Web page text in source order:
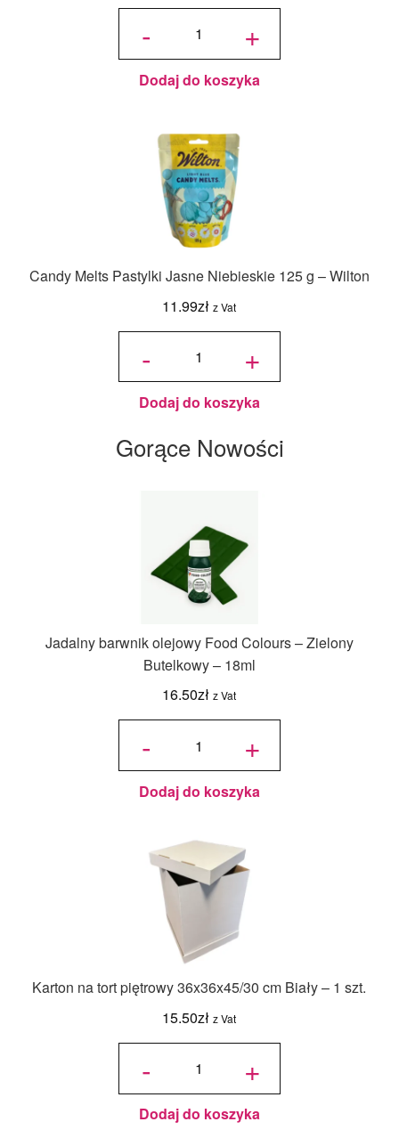
-
ilość
Pastylki
Czysta
Biel
125 g -
Wilton
+
Dodaj do koszyka
Candy Melts Pastylki Jasne Niebieskie 125 g – Wilton
11.99zł z Vat
-
ilość
Pastylki
Jasne
Niebieskie
125 g -
Wilton
+
Dodaj do koszyka
Gorące Nowości
Jadalny barwnik olejowy Food Colours – Zielony
Butelkowy – 18ml
16.50zł z Vat
-
ilość
olejowy
Food
Colours -
Zielony
Butelkowy
+
Dodaj do koszyka
Karton na tort piętrowy 36x36x45/30 cm Biały – 1 szt.
15.50zł z Vat
-
ilość Karton
36x36x45/30
cm Biały - 1
szt. +
Dodaj do koszyka